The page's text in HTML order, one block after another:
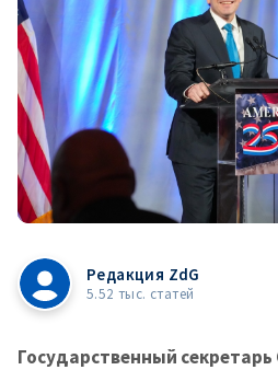
Редакция ZdG
5.52 тыс. статей
Государственный